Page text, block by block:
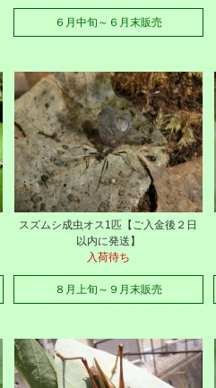
６月中旬～６月末販売
スズムシ成虫オス1匹【ご入金後２日
以内に発送】
入荷待ち
８月上旬～９月末販売